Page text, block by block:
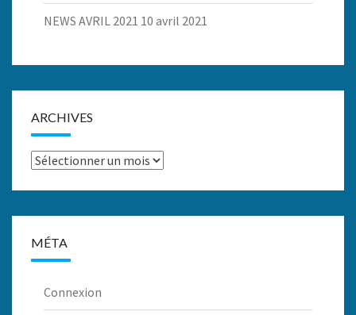
NEWS AVRIL 2021 10 avril 2021
ARCHIVES
Archives
MÉTA
Connexion